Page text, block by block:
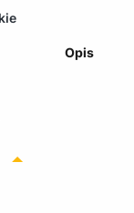
Opis